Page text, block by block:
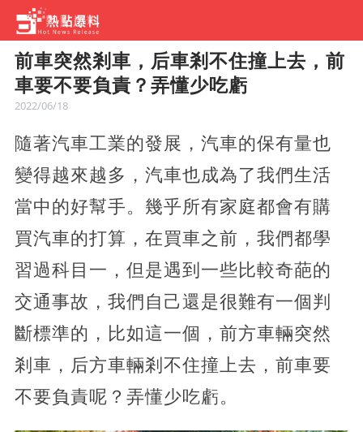
前車突然剎車，后車剎不住撞上去，前
車要不要負責？弄懂少吃虧
2022/06/18
隨著汽車工業的發展，汽車的保有量也
變得越來越多，汽車也成為了我們生活
當中的好幫手。幾乎所有家庭都會有購
買汽車的打算，在買車之前，我們都學
習過科目一，但是遇到一些比較奇葩的
交通事故，我們自己還是很難有一個判
斷標準的，比如這一個，前方車輛突然
剎車，后方車輛剎不住撞上去，前車要
不要負責呢？弄懂少吃虧。